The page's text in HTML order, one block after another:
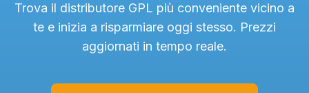
Trova il distributore GPL più conveniente vicino a
te e inizia a risparmiare oggi stesso. Prezzi
aggiornati in tempo reale.